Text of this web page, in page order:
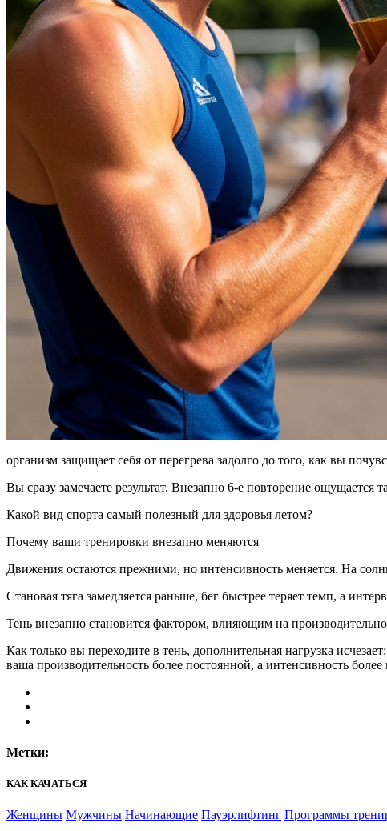
организм защищает себя от перегрева задолго до того, как вы
Вы сразу замечаете результат. Внезапно 6-е повторение ощущается
Какой вид спорта самый полезный для здоровья летом?
Почему ваши тренировки внезапно меняются
Движения остаются прежними, но интенсивность меняется. На
Становая тяга замедляется раньше, бег быстрее теряет темп, а
Тень внезапно становится фактором, влияющим на
Как только вы переходите в тень, дополнительная нагрузка
ваша производительность более постоянной, а интенсивность
Метки:
КАК КАЧАТЬСЯ
Женщины Мужчины Начинающие Пауэрлифтинг Программы